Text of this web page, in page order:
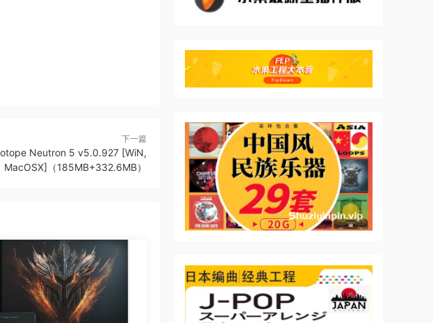
pairs of notes
you travel between two
expressively, and
下一篇
Neutron 5 v5.0.927 [WiN,
MacOSX]（185MB+332.6MB）